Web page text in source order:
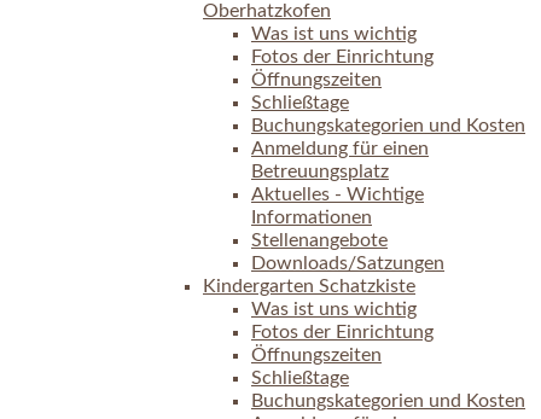
Oberhatzkofen
Was ist uns wichtig
Fotos der Einrichtung
Öffnungszeiten
Schließtage
Buchungskategorien und Kosten
Anmeldung für einen
Betreuungsplatz
Aktuelles - Wichtige
Informationen
Stellenangebote
Downloads/Satzungen
Kindergarten Schatzkiste
Was ist uns wichtig
Fotos der Einrichtung
Öffnungszeiten
Schließtage
Buchungskategorien und Kosten